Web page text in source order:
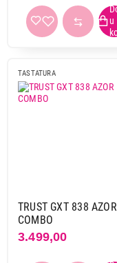
TASTATURA
TRUST GXT 838 AZOR
COMBO
3.499,00